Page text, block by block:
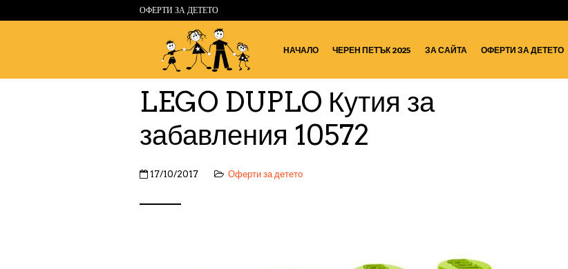
ОФЕРТИ ЗА ДЕТЕТО
НАЧАЛО ЧЕРЕН ПЕТЪК 2025 ЗА САЙТА ОФЕРТИ ЗА ДЕТЕТО
LEGO DUPLO Кутия за
забавления 10572
17/10/2017 Оферти за детето